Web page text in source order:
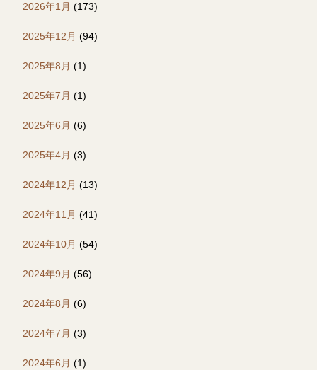
2026年1月 (173)
2025年12月 (94)
2025年8月 (1)
2025年7月 (1)
2025年6月 (6)
2025年4月 (3)
2024年12月 (13)
2024年11月 (41)
2024年10月 (54)
2024年9月 (56)
2024年8月 (6)
2024年7月 (3)
2024年6月 (1)